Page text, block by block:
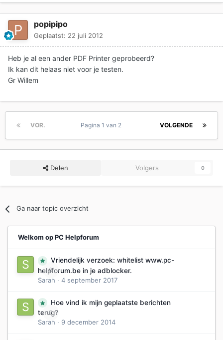
popipipo
Geplaatst: 22 juli 2012
Heb je al een ander PDF Printer geprobeerd?
Ik kan dit helaas niet voor je testen.
Gr Willem
VOR. VOLGENDE
Pagina 1 van 2
Delen Volgers 0
Ga naar topic overzicht
Welkom op PC Helpforum
0
Vriendelijk verzoek: whitelist www.pc-
helpforum.be in je adblocker.
Sarah · 4 september 2017
0
Hoe vind ik mijn geplaatste berichten
terug?
Sarah · 9 december 2014